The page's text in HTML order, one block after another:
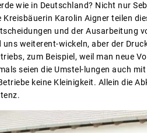
wie in Deutschland? Nicht nur
Karolin Aigner teilen
und der Ausarbeitung
uns weiterent-wickeln, aber der
zum Beispiel, weil man neue
seien die Umstel-lungen auch
keine Kleinigkeit. Allein die